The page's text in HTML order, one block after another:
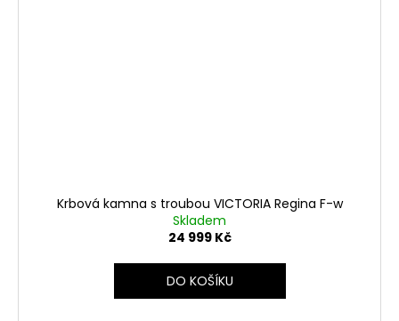
Krbová kamna s troubou VICTORIA Regina F-w
Skladem
24 999 Kč
DO KOŠÍKU